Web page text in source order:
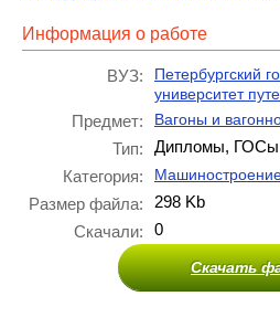
Информация о работе
ВУЗ:
Петербургский
университет
Предмет: Вагоны и
Тип:
Дипломы, ГОСы
Категория:
Размер файла:
298 Kb
Скачали:
0
Скачать